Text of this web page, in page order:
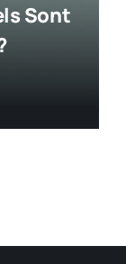
Sont